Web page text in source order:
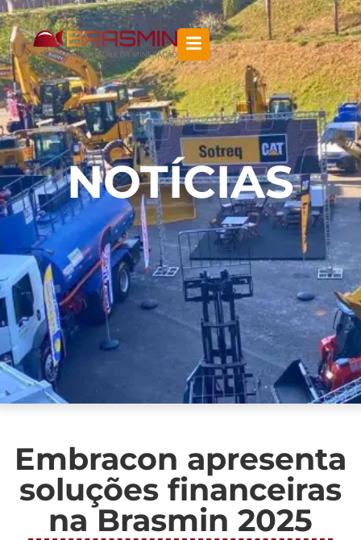
NOTÍCIAS
Embracon apresenta
soluções financeiras
na Brasmin 2025